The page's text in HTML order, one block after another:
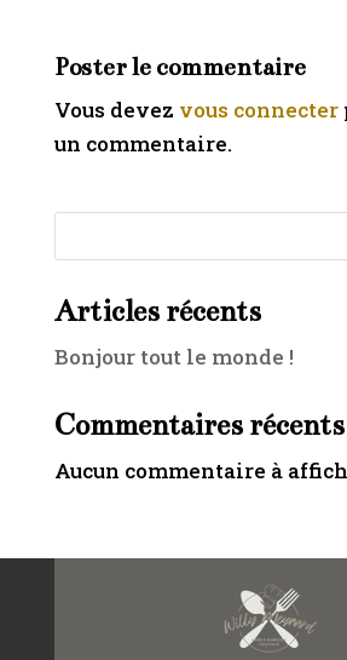
Poster le commentaire
Vous devez vous connecter
un commentaire.
Articles récents
Bonjour tout le monde !
Commentaires récents
Aucun commentaire à